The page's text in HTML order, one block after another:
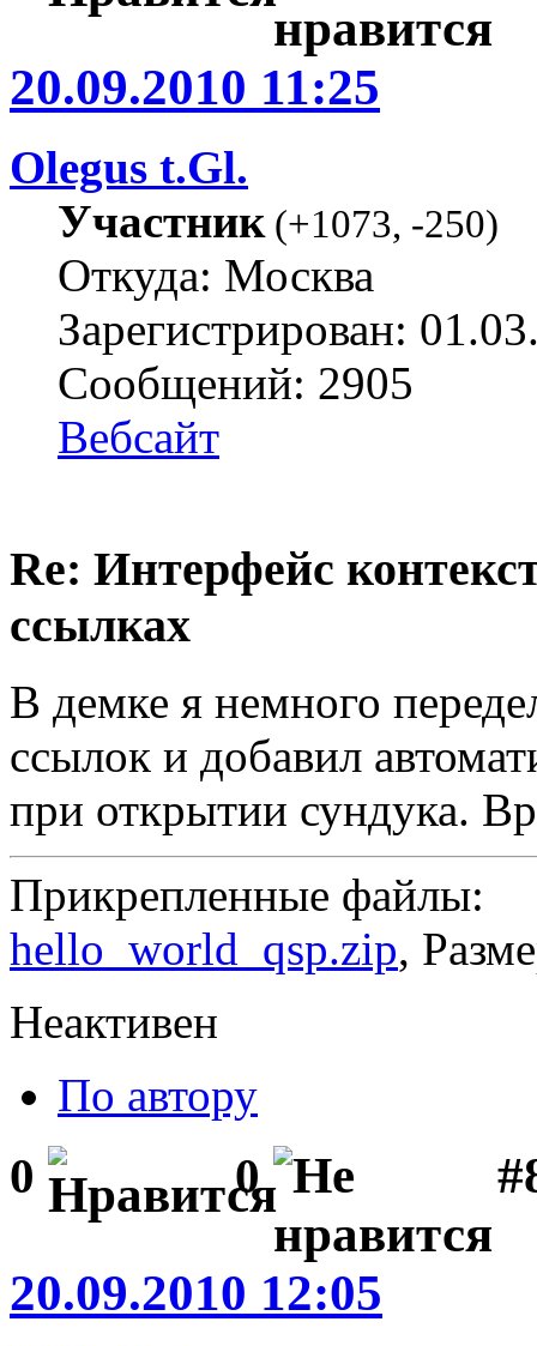
20.09.2010 11:25
Olegus t.Gl.
Участник(+1073, -250)
Откуда: Москва
Зарегистрирован:
Сообщений: 2905
Вебсайт
Re: Интерфейс
ссылках
В демке я немного
ссылок и добавил
при открытии сундука.
Прикрепленные файлы:
hello_world_qsp.zip,
Неактивен
По автору
0 0
20.09.2010 12:05